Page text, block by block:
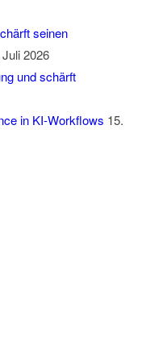
seinen
2026
und schärft
in KI-Workflows 15.